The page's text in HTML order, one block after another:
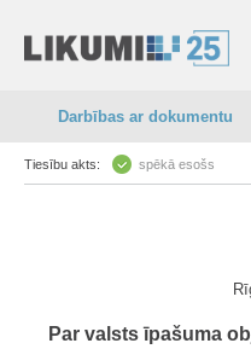
Darbības ar dokumentu
Tiesību akts: spēkā esošs
Par valsts īpašuma